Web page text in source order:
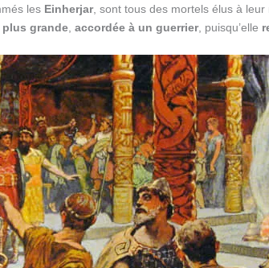
les Einherjar, sont tous des mortels élus à leur
grande accordée à un guerrier, puisqu’elle